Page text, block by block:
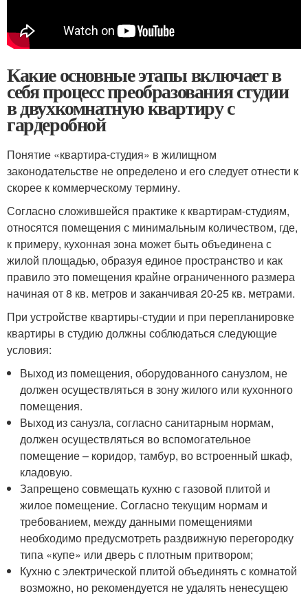
Какие основные этапы включает в
себя процесс преобразования студии
в двухкомнатную квартиру с
гардеробной
Понятие «квартира-студия» в жилищном
законодательстве не определено и его следует отнести к
скорее к коммерческому термину.
Согласно сложившейся практике к квартирам-студиям,
относятся помещения с минимальным количеством, где,
к примеру, кухонная зона может быть объединена с
жилой площадью, образуя единое пространство и как
правило это помещения крайне ограниченного размера
начиная от 8 кв. метров и заканчивая 20-25 кв. метрами.
При устройстве квартиры-студии и при перепланировке
квартиры в студию должны соблюдаться следующие
условия:
Выход из помещения, оборудованного санузлом, не
должен осуществляться в зону жилого или кухонного
помещения.
Выход из санузла, согласно санитарным нормам,
должен осуществляться во вспомогательное
помещение – коридор, тамбур, во встроенный шкаф,
кладовую.
Запрещено совмещать кухню с газовой плитой и
жилое помещение. Согласно текущим нормам и
требованием, между данными помещениями
необходимо предусмотреть раздвижную перегородку
типа «купе» или дверь с плотным притвором;
Кухню с электрической плитой объединять с комнатой
возможно, но рекомендуется не удалять ненесущею